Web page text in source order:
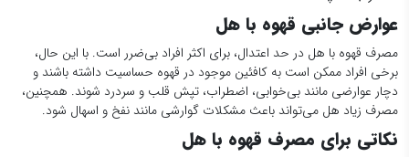
عوارض جانبی قهوه با هل
مصرف قهوه با هل در حد اعتدال، برای اکثر افراد بی‌ضرر است. با این حال،
برخی افراد ممکن است به کافئین موجود در قهوه حساسیت داشته باشند و
دچار عوارضی مانند بی‌خوابی، اضطراب، تپش قلب و سردرد شوند. همچنین،
مصرف زیاد هل می‌تواند باعث مشکلات گوارشی مانند نفخ و اسهال شود.
نکاتی برای مصرف قهوه با هل